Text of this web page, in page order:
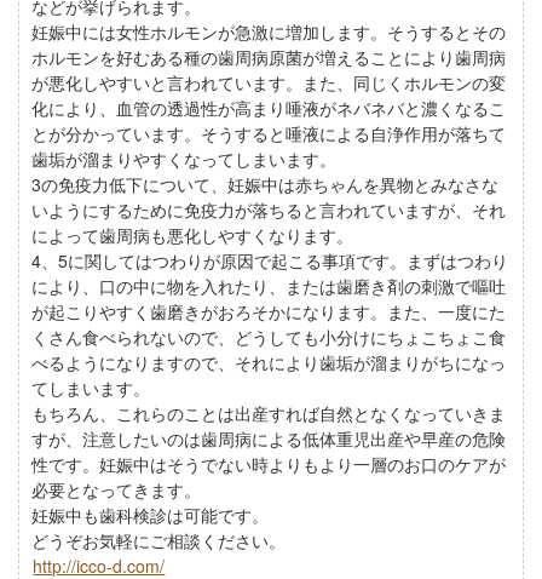
などが挙げられます。
妊娠中には女性ホルモンが急激に増加します。そうするとその
ホルモンを好むある種の歯周病原菌が増えることにより歯周病
が悪化しやすいと言われています。また、同じくホルモンの変
化により、血管の透過性が高まり唾液がネバネバと濃くなるこ
とが分かっています。そうすると唾液による自浄作用が落ちて
歯垢が溜まりやすくなってしまいます。
3の免疫力低下について、妊娠中は赤ちゃんを異物とみなさな
いようにするために免疫力が落ちると言われていますが、それ
によって歯周病も悪化しやすくなります。
4、5に関してはつわりが原因で起こる事項です。まずはつわり
により、口の中に物を入れたり、または歯磨き剤の刺激で嘔吐
が起こりやすく歯磨きがおろそかになります。また、一度にた
くさん食べられないので、どうしても小分けにちょこちょこ食
べるようになりますので、それにより歯垢が溜まりがちになっ
てしまいます。
もちろん、これらのことは出産すれば自然となくなっていきま
すが、注意したいのは歯周病による低体重児出産や早産の危険
性です。妊娠中はそうでない時よりもより一層のお口のケアが
必要となってきます。
妊娠中も歯科検診は可能です。
どうぞお気軽にご相談ください。
http://icco-d.com/